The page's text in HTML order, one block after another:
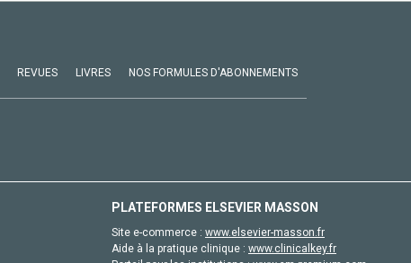
REVUES LIVRES NOS FORMULES D'ABONNEMENTS
PLATEFORMES ELSEVIER MASSON
Site e-commerce : www.elsevier-masson.fr
Aide à la pratique clinique : www.clinicalkey.fr